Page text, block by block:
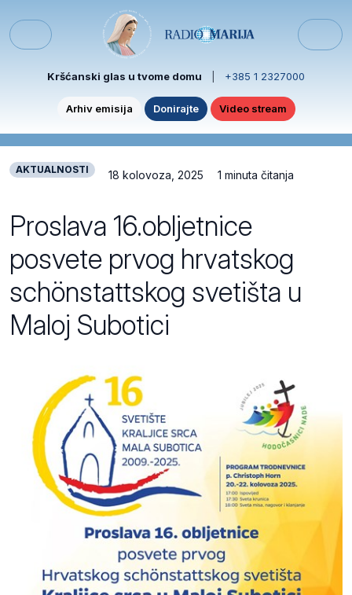
Menu
Kršćanski glas u tvome domu +385 1 2327000
Arhiv emisija Donirajte Video stream
AKTUALNOSTI 18 kolovoza, 2025 1 minuta čitanja
Proslava 16.obljetnice
posvete prvog hrvatskog
schönstattskog svetišta u
Maloj Subotici